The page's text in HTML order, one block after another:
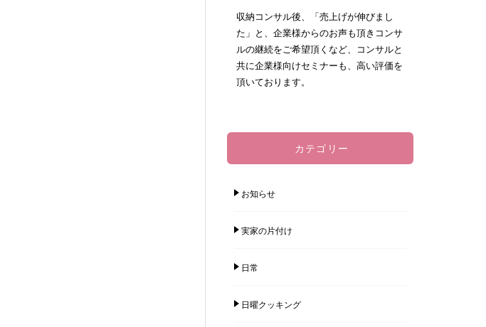
収納コンサル後、「売上げが伸びまし
た」と、企業様からのお声も頂きコンサ
ルの継続をご希望頂くなど、コンサルと
共に企業様向けセミナーも、高い評価を
頂いております。
カテゴリー
お知らせ
実家の片付け
日常
日曜クッキング